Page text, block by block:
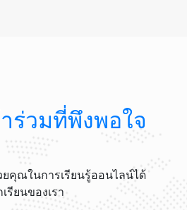
ร่วมที่พึงพอใจ
คุณในการเรียนรู้ออนไลน์ได้
รียนของเรา